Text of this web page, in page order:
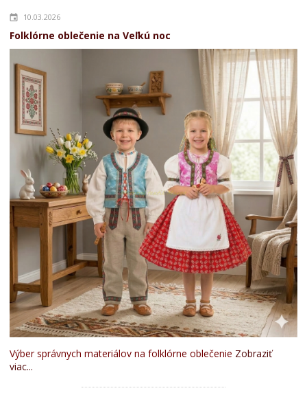
10.03.2026
Folklórne oblečenie na Veľkú noc
Výber správnych materiálov na folklórne oblečenie Zobraziť
viac...